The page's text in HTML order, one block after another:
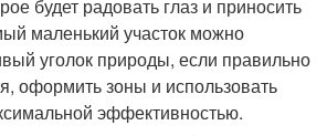
будет радовать глаз и приносить
маленький участок можно
уголок природы, если правильно
оформить зоны и использовать
эффективностью.